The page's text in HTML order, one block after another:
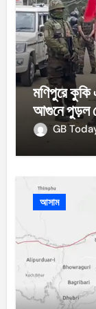
মণিপুরে কুকি
আগুনে পুড়ল
GB
আসাম